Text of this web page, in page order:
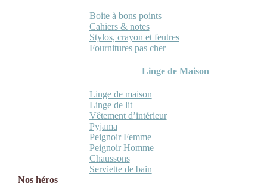
Boite à bons points
Cahiers & notes
Stylos, crayon et feutres
Fournitures pas cher
Linge de Maison
Linge de maison
Linge de lit
Vêtement d’intérieur
Pyjama
Peignoir Femme
Peignoir Homme
Chaussons
Serviette de bain
Nos héros